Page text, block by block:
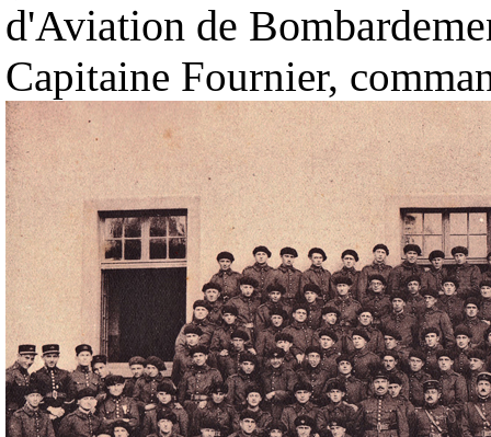
d'Aviation de
Capitaine Fournier,